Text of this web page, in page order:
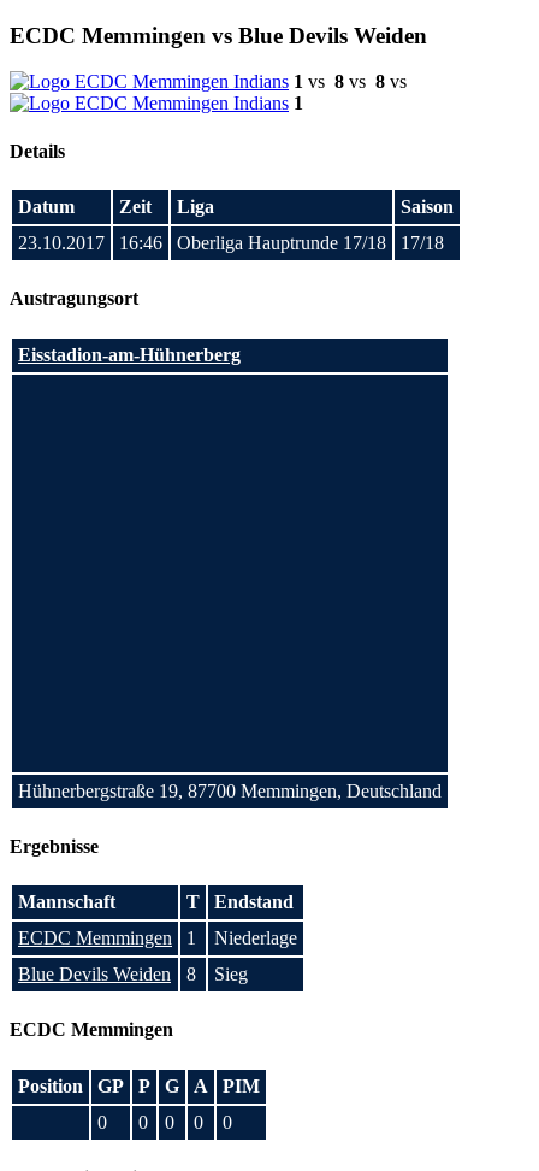
ECDC Memmingen vs Blue Devils Weiden
1 vs 8 vs 8 vs
1
Details
Datum Zeit Liga
Saison
23.10.2017
16:46 Oberliga Hauptrunde 17/18 17/18
Austragungsort
Eisstadion-am-Hühnerberg
Hühnerbergstraße 19, 87700 Memmingen, Deutschland
Ergebnisse
Mannschaft T
Endstand
ECDC Memmingen
1
Niederlage
Blue Devils Weiden
8 Sieg
ECDC Memmingen
Position GP P G A
PIM
0
0 0 0 0